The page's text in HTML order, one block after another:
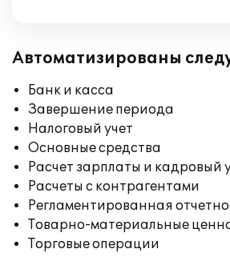
Автоматизированы
Банк и касса
Завершение периода
Налоговый учет
Основные средства
Расчет зарплаты и кадровый
Расчеты с контрагентами
Регламентированная
Товарно-материальные
Торговые операции